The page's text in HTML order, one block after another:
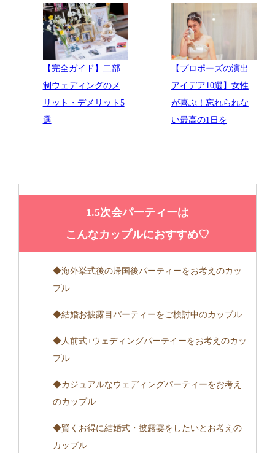
【完全ガイド】二部
制ウェディングのメ
リット・デメリット5
選
【プロポーズの演出
アイデア10選】女性
が喜ぶ！忘れられな
い最高の1日を
1.5次会パーティーは
こんなカップルにおすすめ♡
◆海外挙式後の帰国後パーティーをお考えのカッ
プル
◆結婚お披露目パーティーをご検討中のカップル
◆人前式+ウェディングパーテイーをお考えのカッ
プル
◆カジュアルなウェディングパーティーをお考え
のカップル
◆賢くお得に結婚式・披露宴をしたいとお考えの
カップル